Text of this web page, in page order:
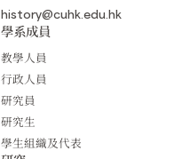
history@cuhk.edu.hk
學系成員
教學人員
行政人員
研究員
研究生
學生組織及代表